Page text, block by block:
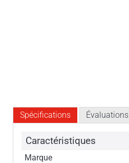
Spécifications Évaluations
Caractéristiques
Marque